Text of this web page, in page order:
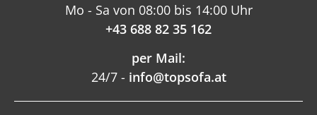
Mo - Sa von 08:00 bis 14:00 Uhr
+43 688 82 35 162
per Mail:
24/7 - info@topsofa.at